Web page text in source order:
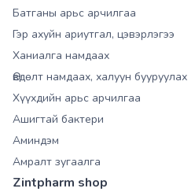
Батганы арьс арчилгаа
Гэр ахуйн ариутгал, цэвэрлэгээ
Ханиалга намдаах
Өвдөлт намдаах, халуун бууруулах
Хүүхдийн арьс арчилгаа
Ашигтай бактери
Аминдэм
Амралт зугаалга
Zintpharm shop